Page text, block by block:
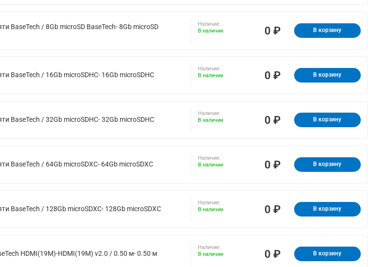
BaseTech / 8Gb microSD BaseTech- 8Gb microSD
Наличие:
В наличии
0 ₽ В корзину
BaseTech / 16Gb microSDHC- 16Gb microSDHC
Наличие:
В наличии
0 ₽ В корзину
BaseTech / 32Gb microSDHC- 32Gb microSDHC
Наличие:
В наличии
0 ₽ В корзину
BaseTech / 64Gb microSDXC- 64Gb microSDXC
Наличие:
В наличии
0 ₽ В корзину
BaseTech / 128Gb microSDXC- 128Gb microSDXC
Наличие:
В наличии
0 ₽ В корзину
HDMI(19M)-HDMI(19M) v2.0 / 0.50 м- 0.50 м
Наличие:
В наличии
0 ₽ В корзину